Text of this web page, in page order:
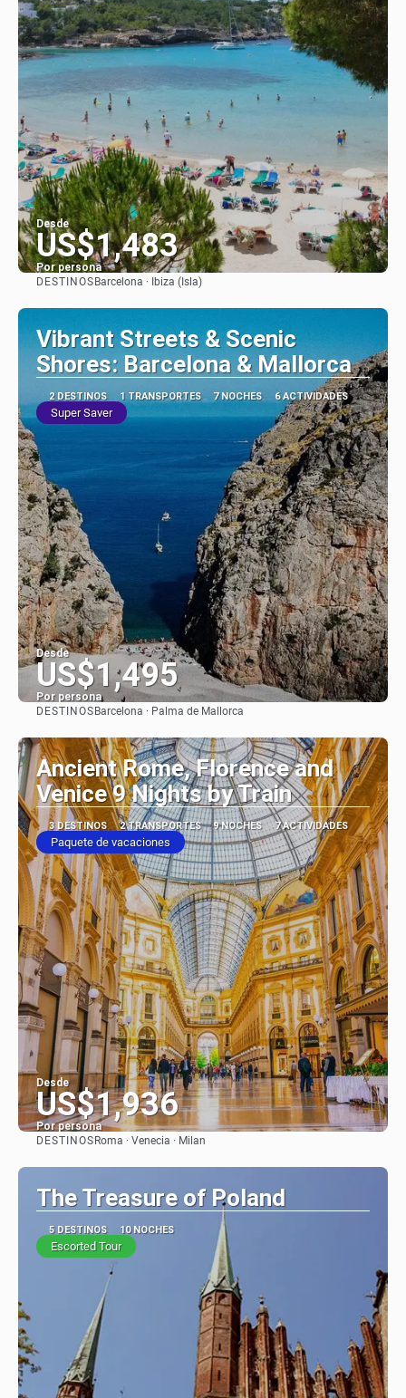
Desde
US$1,483
Por persona
Ver
DESTINOS Barcelona · Ibiza (Isla)
Vibrant Streets & Scenic
Shores: Barcelona & Mallorca
2 DESTINOS 1 TRANSPORTES 7 NOCHES 6 ACTIVIDADES
Super Saver
Desde
US$1,495
Por persona
DESTINOS Barcelona · Palma de Mallorca
Ancient Rome, Florence and
Venice 9 Nights by Train
3 DESTINOS 2 TRANSPORTES 9 NOCHES 7 ACTIVIDADES
Paquete de vacaciones
Desde
US$1,936
Por persona
DESTINOS Roma · Venecia · Milan
The Treasure of Poland
5 DESTINOS 10 NOCHES
Escorted Tour